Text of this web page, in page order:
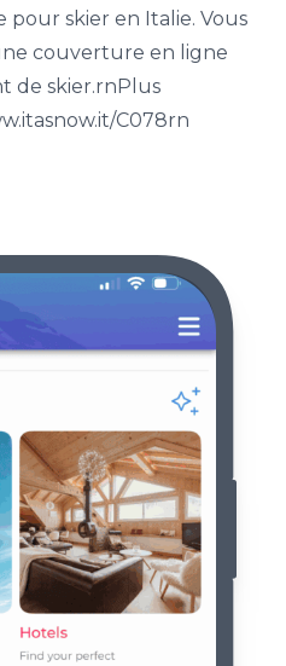
pour skier en Italie. Vous
couverture en ligne
de skier.rnPlus
C078rn